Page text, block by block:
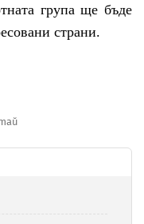
група ще бъде
страни.